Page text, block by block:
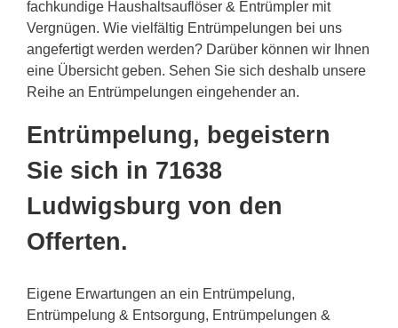
fachkundige Haushaltsauflöser & Entrümpler mit
Vergnügen. Wie vielfältig Entrümpelungen bei uns
angefertigt werden werden? Darüber können wir Ihnen
eine Übersicht geben. Sehen Sie sich deshalb unsere
Reihe an Entrümpelungen eingehender an.
Entrümpelung, begeistern
Sie sich in 71638
Ludwigsburg von den
Offerten.
Eigene Erwartungen an ein Entrümpelung,
Entrümpelung & Entsorgung, Entrümpelungen &